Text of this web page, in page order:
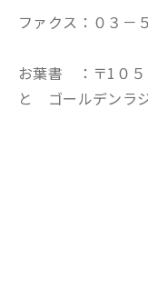
ファクス：０３－
お葉書 ：〒1０
と ゴールデンラジ